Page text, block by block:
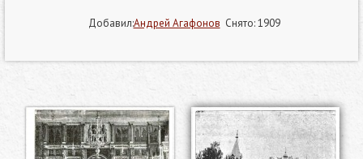
Добавил:Андрей Агафонов Снято: 1909